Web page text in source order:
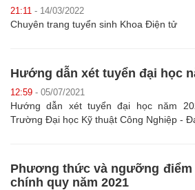
21:11 - 14/03/2022
Chuyên trang tuyển sinh Khoa Điện tử
Hướng dẫn xét tuyển đại học
12:59 - 05/07/2021
Hướng dẫn xét tuyển đại học năm
Trường Đại học Kỹ thuật Công Nghiệp -
Phương thức và ngưỡng
chính quy năm 2021